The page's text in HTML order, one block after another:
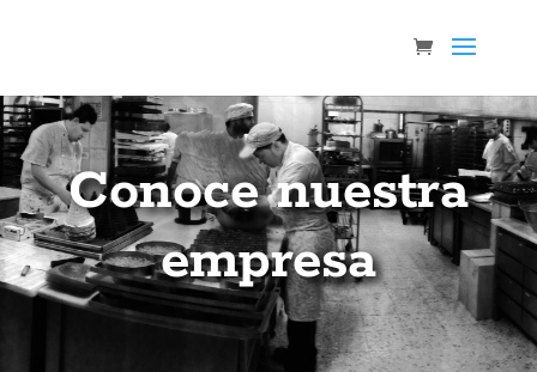
Conoce nuestra
empresa